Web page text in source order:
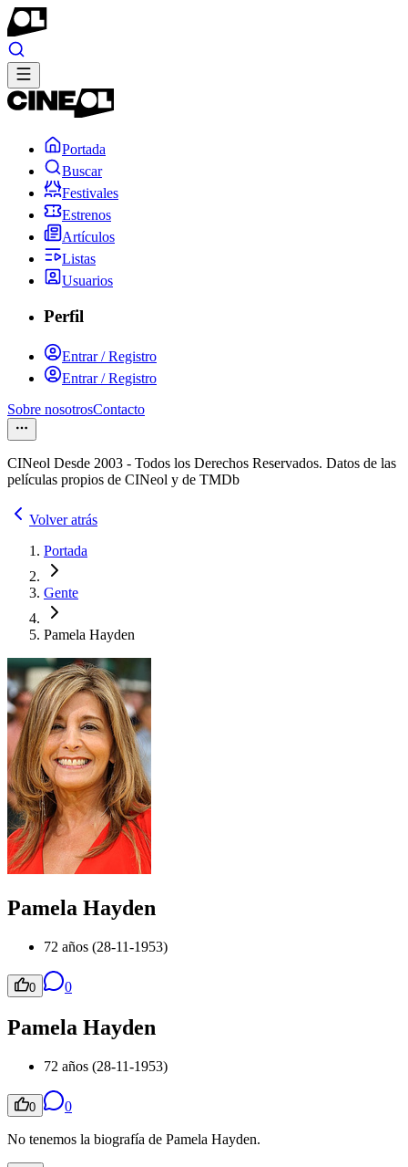
Portada
Buscar
Festivales
Estrenos
Artículos
Listas
Usuarios
Perfil
Entrar / Registro
Entrar / Registro
Sobre nosotrosContacto
CINeol Desde 2003 - Todos los Derechos Reservados. Datos de las
películas propios de CINeol y de TMDb
Volver atrás
Portada
Gente
Pamela Hayden
Pamela Hayden
72 años (28-11-1953)
0 0
Pamela Hayden
72 años (28-11-1953)
0 0
No tenemos la biografía de Pamela Hayden.